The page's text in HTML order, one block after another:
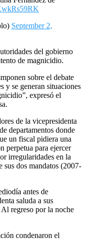
September 2,
del gobierno
de magnicidio.
sobre el debate
y se generan situaciones
expresó el
de la vicepresidenta
departamentos donde
un fiscal pidiera una
perpetua para ejercer
irregularidades en la
sus dos mandatos (2007-
antes de
saluda a sus
regreso por la noche
condenaron el